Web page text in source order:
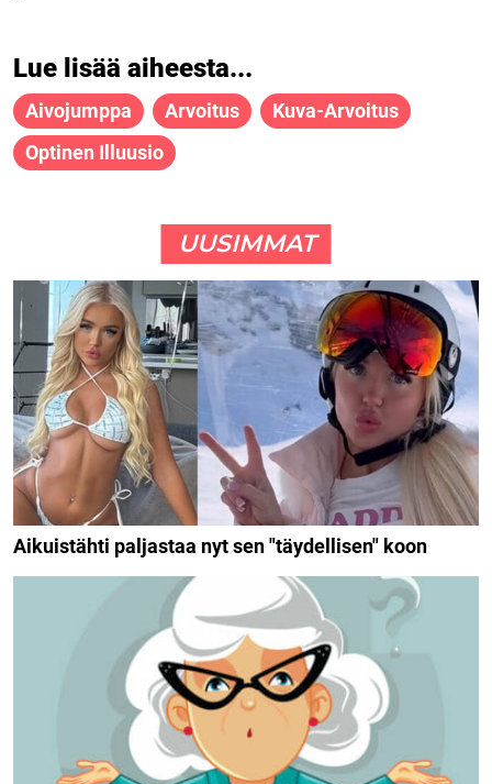
Lue lisää aiheesta...
Aivojumppa Arvoitus
Kuva-Arvoitus
Optinen Illuusio
UUSIMMAT
Aikuistähti paljastaa nyt sen "täydellisen" koon